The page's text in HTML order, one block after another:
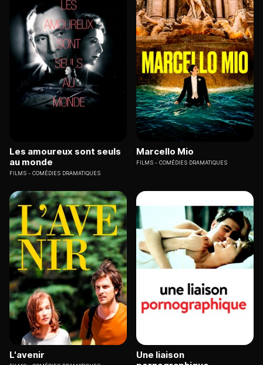
Les amoureux sont seuls
au monde
FILMS COMÉDIES DRAMATIQUES
Marcello Mio
FILMS COMÉDIES DRAMATIQUES
L'avenir
Une liaison